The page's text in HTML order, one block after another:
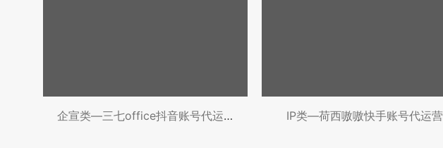
企宣类—三七office抖音账号代运营 IP类—荷西嗷嗷快手账号代运营